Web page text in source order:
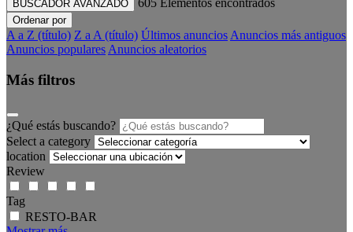
BUSCADOR AVANZADO
605 Elementos encontrados
Ordenar por
A a Z (título) Z a A (título) Últimos anuncios Anuncios más antiguos
Anuncios populares Anuncios aleatorios
Más filtros
¿Qué estás buscando?
Select a category
location
Review
Tag
RESTO-BAR